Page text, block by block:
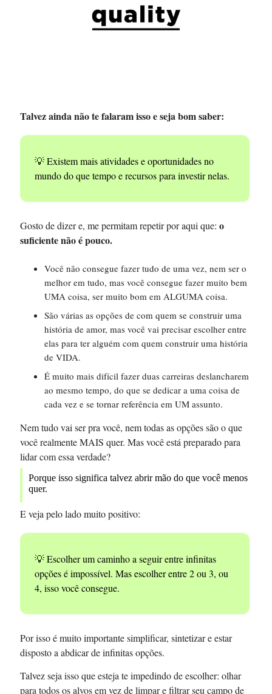
Talvez ainda não te falaram isso e seja bom saber:
💡 Existem mais atividades e oportunidades no
mundo do que tempo e recursos para investir nelas.
Gosto de dizer e, me permitam repetir por aqui que: o
suficiente não é pouco.
Você não consegue fazer tudo de uma vez, nem ser o
melhor em tudo, mas você consegue fazer muito bem
UMA coisa, ser muito bom em ALGUMA coisa.
São várias as opções de com quem se construir uma
história de amor, mas você vai precisar escolher entre
elas para ter alguém com quem construir uma história
de VIDA.
É muito mais difícil fazer duas carreiras deslancharem
ao mesmo tempo, do que se dedicar a uma coisa de
cada vez e se tornar referência em UM assunto.
Nem tudo vai ser pra você, nem todas as opções são o que
você realmente MAIS quer. Mas você está preparado para
lidar com essa verdade?
Porque isso significa talvez abrir mão do que você menos
quer.
E veja pelo lado muito positivo:
💡 Escolher um caminho a seguir entre infinitas
opções é impossível. Mas escolher entre 2 ou 3, ou
4, isso você consegue.
Por isso é muito importante simplificar, sintetizar e estar
disposto a abdicar de infinitas opções.
Talvez seja isso que esteja te impedindo de escolher: olhar
para todos os alvos em vez de limpar e filtrar seu campo de